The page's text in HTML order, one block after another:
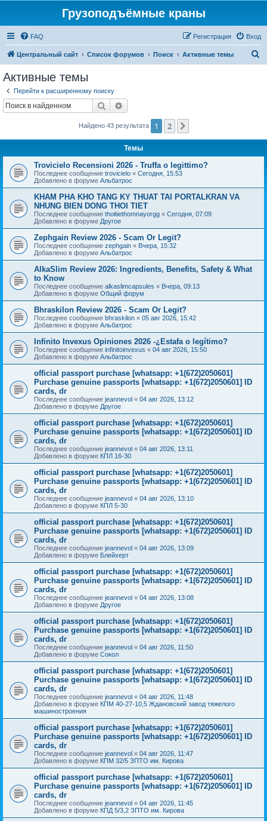
Грузоподъёмные краны
FAQ Вход
Регистрация
Центральный сайт Список форумов Поиск Активные темы
Активные темы
Перейти к расширенному поиску
Поиск
Найдено 43 результата 1 2
Темы
Trovicielo Recensioni 2026 - Truffa o legittimo?
Последнее сообщение trovicielo « Сегодня, 15:53
Добавлено в форуме Альбатрос
KHAM PHA KHO TANG KY THUAT TAI PORTALKRAN VA
NHUNG BIEN DONG THOI TIET
Последнее сообщение thoitiethomnayorgg « Сегодня, 07:09
Добавлено в форуме Другое
Zephgain Review 2026 - Scam Or Legit?
Последнее сообщение zephgain « Вчера, 15:32
Добавлено в форуме Альбатрос
AlkaSlim Review 2026: Ingredients, Benefits, Safety & What
to Know
Последнее сообщение alkaslimcapsules « Вчера, 09:13
Добавлено в форуме Общий форум
Bhraskilon Review 2026 - Scam Or Legit?
Последнее сообщение bhraskilon « 05 авг 2026, 15:42
Добавлено в форуме Альбатрос
Infinito Invexus Opiniones 2026 -¿Estafa o legítimo?
Последнее сообщение infinitoinvexus « 04 авг 2026, 15:50
Добавлено в форуме Альбатрос
official passport purchase [whatsapp: +1(672)2050601]
Purchase genuine passports [whatsapp: +1(672)2050601] ID
cards, dr
Последнее сообщение jeannevol « 04 авг 2026, 13:12
Добавлено в форуме Другое
official passport purchase [whatsapp: +1(672)2050601]
Purchase genuine passports [whatsapp: +1(672)2050601] ID
cards, dr
Последнее сообщение jeannevol « 04 авг 2026, 13:11
Добавлено в форуме КПЛ 16-30
official passport purchase [whatsapp: +1(672)2050601]
Purchase genuine passports [whatsapp: +1(672)2050601] ID
cards, dr
Последнее сообщение jeannevol « 04 авг 2026, 13:10
Добавлено в форуме КПЛ 5-30
official passport purchase [whatsapp: +1(672)2050601]
Purchase genuine passports [whatsapp: +1(672)2050601] ID
cards, dr
Последнее сообщение jeannevol « 04 авг 2026, 13:09
Добавлено в форуме Блейхерт
official passport purchase [whatsapp: +1(672)2050601]
Purchase genuine passports [whatsapp: +1(672)2050601] ID
cards, dr
Последнее сообщение jeannevol « 04 авг 2026, 13:08
Добавлено в форуме Другое
official passport purchase [whatsapp: +1(672)2050601]
Purchase genuine passports [whatsapp: +1(672)2050601] ID
cards, dr
Последнее сообщение jeannevol « 04 авг 2026, 11:50
Добавлено в форуме Сокол
official passport purchase [whatsapp: +1(672)2050601]
Purchase genuine passports [whatsapp: +1(672)2050601] ID
cards, dr
Последнее сообщение jeannevol « 04 авг 2026, 11:48
Добавлено в форуме КПМ 40-27-10,5 Ждановский завод тяжелого
машиностроения
official passport purchase [whatsapp: +1(672)2050601]
Purchase genuine passports [whatsapp: +1(672)2050601] ID
cards, dr
Последнее сообщение jeannevol « 04 авг 2026, 11:47
Добавлено в форуме КПМ 32/5 ЗПТО им. Кирова
official passport purchase [whatsapp: +1(672)2050601]
Purchase genuine passports [whatsapp: +1(672)2050601] ID
cards, dr
Последнее сообщение jeannevol « 04 авг 2026, 11:45
Добавлено в форуме КПД 5/3,2 ЗПТО им. Кирова